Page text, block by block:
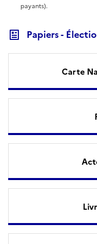
payants).
Papiers -
Carte